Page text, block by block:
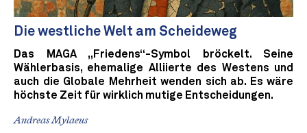
Die westliche Welt am Scheideweg
Das MAGA „Friedens“-Symbol bröckelt. Seine
Wählerbasis, ehemalige Alliierte des Westens und
auch die Globale Mehrheit wenden sich ab. Es wäre
höchste Zeit für wirklich mutige Entscheidungen.
Andreas Mylaeus